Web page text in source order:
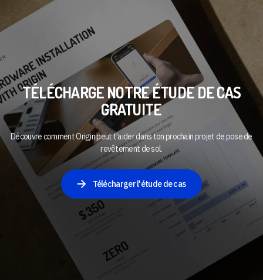
TÉLÉCHARGE NOTRE ÉTUDE DE CAS
GRATUITE
Découvre comment Origin peut t'aider dans ton prochain projet de pose de
revêtement de sol.
Télécharger l'étude de cas